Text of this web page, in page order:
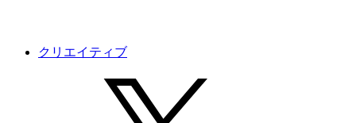
クリエイティブ